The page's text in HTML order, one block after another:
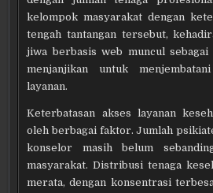
kelompok masyarakat dengan
tengah tantangan tersebut,
jiwa berbasis web muncul
menjanjikan untuk
layanan.
Keterbatasan akses layanan
oleh berbagai faktor. Jumlah
konselor masih belum
masyarakat. Distribusi tenaga
merata, dengan konsentrasi